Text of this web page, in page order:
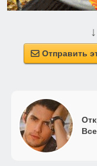
 Отправить